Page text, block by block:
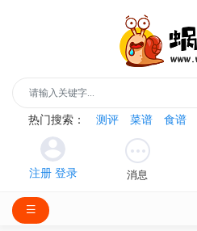
热门搜索： 测评 菜谱 食谱
消息